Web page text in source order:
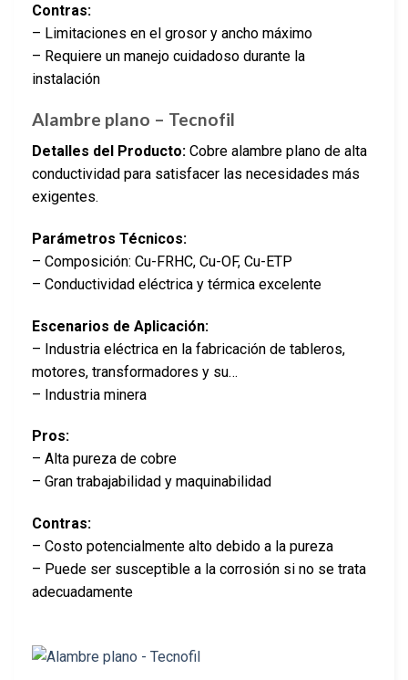
Contras:
– Limitaciones en el grosor y ancho máximo
– Requiere un manejo cuidadoso durante la
instalación
Alambre plano – Tecnofil
Detalles del Producto: Cobre alambre plano de alta
conductividad para satisfacer las necesidades más
exigentes.
Parámetros Técnicos:
– Composición: Cu-FRHC, Cu-OF, Cu-ETP
– Conductividad eléctrica y térmica excelente
Escenarios de Aplicación:
– Industria eléctrica en la fabricación de tableros,
motores, transformadores y su…
– Industria minera
Pros:
– Alta pureza de cobre
– Gran trabajabilidad y maquinabilidad
Contras:
– Costo potencialmente alto debido a la pureza
– Puede ser susceptible a la corrosión si no se trata
adecuadamente